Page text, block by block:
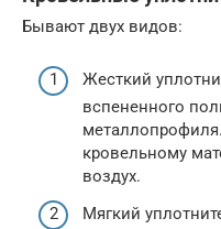
Бывают двух видов:
Жесткий
вспененного
кровельному
воздух.
Мягкий